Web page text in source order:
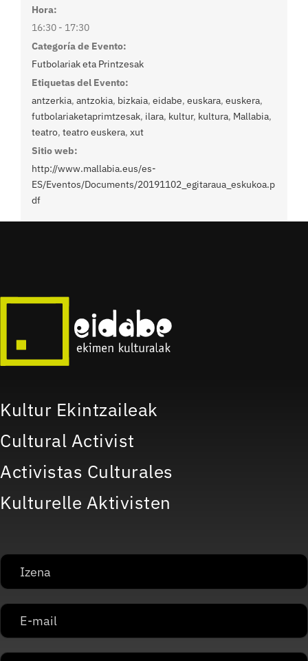
Hora:
16:30 - 17:30
Categoría de Evento:
Futbolariak eta Printzesak
Etiquetas del Evento:
antzerkia, antzokia, bizkaia, eidabe, euskara, euskera,
futbolariaketaprimtzesak, ilara, kultur, kultura, Mallabia,
teatro, teatro euskera, xut
Sitio web:
http://www.mallabia.eus/es-
ES/Eventos/Documents/20191102_egitaraua_eskukoa.p
df
Kultur Ekintzaileak
Cultural Activist
Activistas Culturales
Kulturelle Aktivisten